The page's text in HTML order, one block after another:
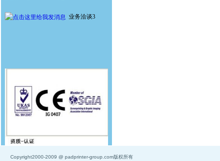
业务洽谈3
Copyright2000-2009 @ padprinter-group.com版权所有